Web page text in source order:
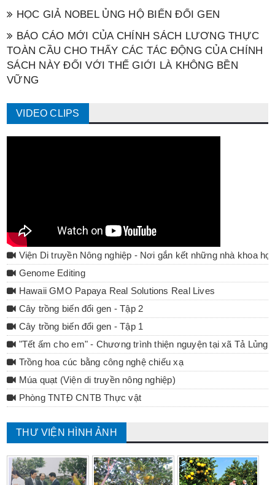
HỌC GIẢ NOBEL ỦNG HỘ BIẾN ĐỔI GEN
BÁO CÁO MỚI CỦA CHÍNH SÁCH LƯƠNG THỰC
TOÀN CẦU CHO THẤY CÁC TÁC ĐỘNG CỦA CHÍNH
SÁCH NÀY ĐỐI VỚI THẾ GIỚI LÀ KHÔNG BỀN
VỮNG
VIDEO CLIPS
Viện Di truyền Nông nghiệp - Nơi gắn kết những nhà khoa học
Genome Editing
Hawaii GMO Papaya Real Solutions Real Lives
Cây trồng biến đổi gen - Tập 2
Cây trồng biến đổi gen - Tập 1
"Tết ấm cho em" - Chương trình thiện nguyện tại xã Tả Lủng
Trồng hoa cúc bằng công nghệ chiếu xạ
Múa quạt (Viện di truyền nông nghiệp)
Phòng TNTĐ CNTB Thực vật
THƯ VIỆN HÌNH ẢNH